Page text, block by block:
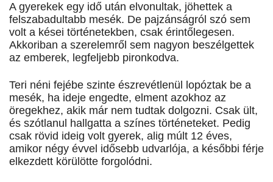
A gyerekek egy idő után elvonultak, jöhettek a
felszabadultabb mesék. De pajzánságról szó sem
volt a kései történetekben, csak érintőlegesen.
Akkoriban a szerelemről sem nagyon beszélgettek
az emberek, legfeljebb pironkodva.
Teri néni fejébe szinte észrevétlenül lopóztak be a
mesék, ha ideje engedte, elment azokhoz az
öregekhez, akik már nem tudtak dolgozni. Csak ült,
és szótlanul hallgatta a színes történeteket. Pedig
csak rövid ideig volt gyerek, alig múlt 12 éves,
amikor négy évvel idősebb udvarlója, a későbbi férje
elkezdett körülötte forgolódni.